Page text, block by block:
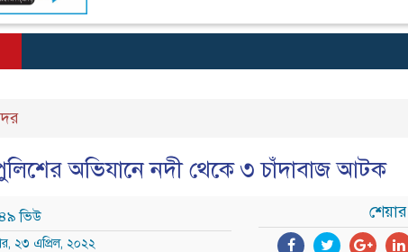
অভিযানে নদী থেকে ৩ চাঁদাবাজ আটক
ভিউ
২৩ এপ্রিল, ২০২২
শেয়ার